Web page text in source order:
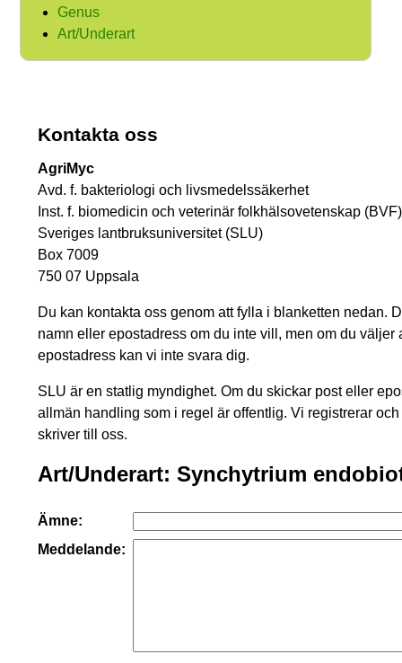
Genus
Art/Underart
Kontakta oss
AgriMyc
Avd. f. bakteriologi och livsmedelssäkerhet
Inst. f. biomedicin och veterinär folkhälsovetenskap (BVF)
Sveriges lantbruksuniversitet (SLU)
Box 7009
750 07 Uppsala
Du kan kontakta oss genom att fylla i blanketten nedan.
namn eller epostadress om du inte vill, men om du väljer
epostadress kan vi inte svara dig.
SLU är en statlig myndighet. Om du skickar post eller
allmän handling som i regel är offentlig. Vi registrerar
skriver till oss.
Art/Underart: Synchytrium
Ämne:
Meddelande: